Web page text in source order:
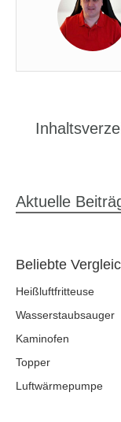
Aktuelle
Beliebte
Heißluftfritteuse
Wasserstaubsauger
Kaminofen
Topper
Luftwärmepumpe